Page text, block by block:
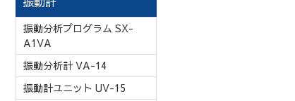
振動分析プログラム SX-
A1VA
振動分析計 VA-14
振動計ユニット UV-15